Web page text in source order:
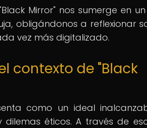
Mirror" nos sumerge en
obligándonos a reflexionar
vez más digitalizado.
contexto de "Black
como un ideal
éticos. A través de